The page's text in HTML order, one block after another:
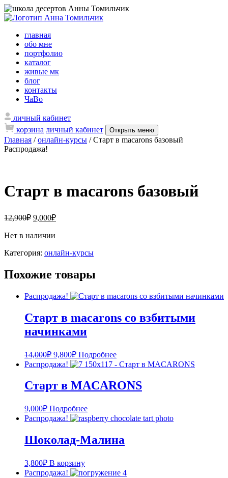
главная
обо мне
портфолио
каталог
живые мк
блог
контакты
ЧаВо
личный кабинет
корзина личный кабинет Открыть меню
Главная /онлайн-курсы / Старт в macarons базовый
Распродажа!
Старт в macarons базовый
12,900₽ 9,000₽
Нет в наличии
Категория: онлайн-курсы
Похожие товары
Распродажа!
Старт в macarons со взбитыми
начинками
14,000₽ 9,800₽ Подробнее
Распродажа!
Старт в MACARONS
9,000₽ Подробнее
Распродажа!
Шоколад-Малина
3,800₽ В корзину
Распродажа!